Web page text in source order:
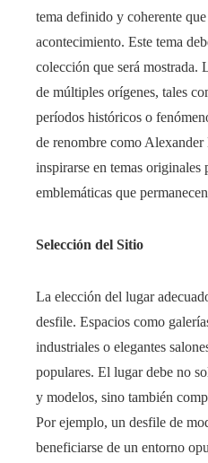
tema definido y coherente
acontecimiento. Este tema
colección que será mostrada.
de múltiples orígenes, tales
períodos históricos o
de renombre como
inspirarse en temas originales
emblemáticas que
Selección del Sitio
La elección del lugar
desfile. Espacios como
industriales o elegantes
populares. El lugar debe no
y modelos, sino también
Por ejemplo, un desfile de
beneficiarse de un entorno